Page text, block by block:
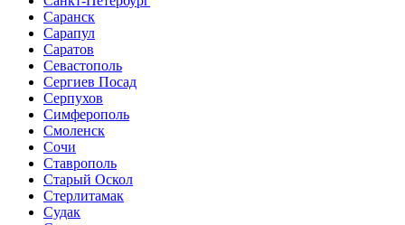
Саранск
Сарапул
Саратов
Севастополь
Сергиев Посад
Серпухов
Симферополь
Смоленск
Сочи
Ставрополь
Старый Оскол
Стерлитамак
Судак